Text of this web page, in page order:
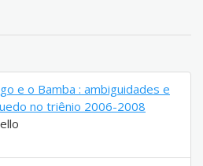
e o Bamba : ambiguidades e
no triênio 2006-2008